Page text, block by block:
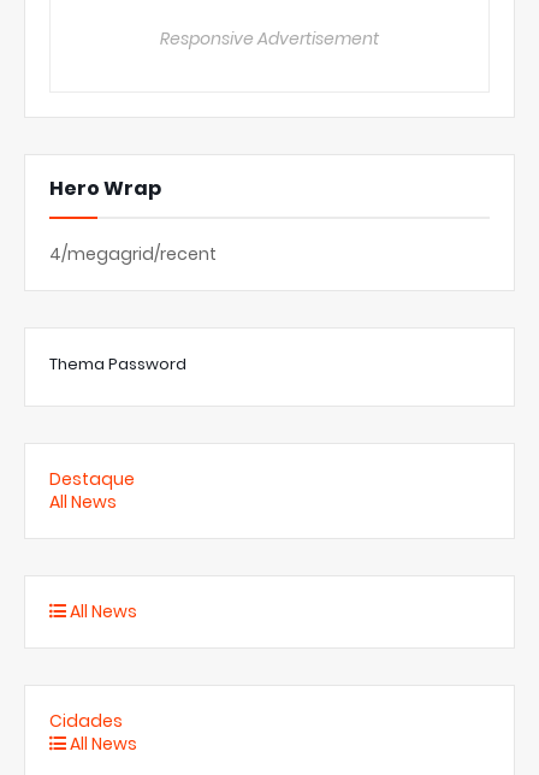
Responsive Advertisement
Hero Wrap
4/megagrid/recent
Thema Password
Destaque
All News
All News
Cidades
All News